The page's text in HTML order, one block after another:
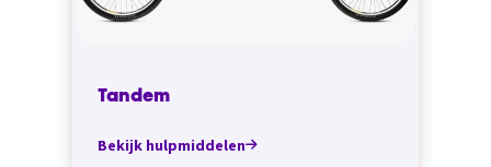
Tandem
Bekijk hulpmiddelen